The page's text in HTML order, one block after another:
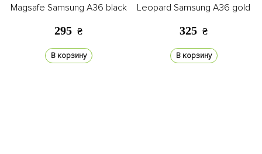
Magsafe Samsung A36 black
295 ₴
В корзину
Leopard Samsung A36 gold
325 ₴
В корзину